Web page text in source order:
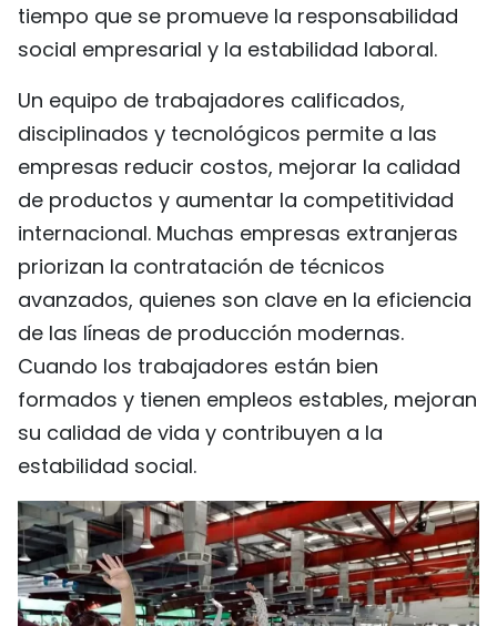
tiempo que se promueve la responsabilidad
social empresarial y la estabilidad laboral.
Un equipo de trabajadores calificados,
disciplinados y tecnológicos permite a las
empresas reducir costos, mejorar la calidad
de productos y aumentar la competitividad
internacional. Muchas empresas extranjeras
priorizan la contratación de técnicos
avanzados, quienes son clave en la eficiencia
de las líneas de producción modernas.
Cuando los trabajadores están bien
formados y tienen empleos estables, mejoran
su calidad de vida y contribuyen a la
estabilidad social.